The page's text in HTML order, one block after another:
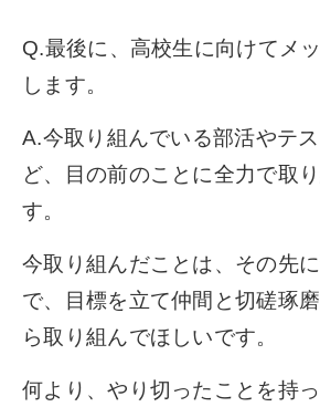
Q.最後に、高校生に向けてメ
します。
A.今取り組んでいる部活やテ
ど、目の前のことに全力で取
す。
今取り組んだことは、その先
で、目標を立て仲間と切磋琢
ら取り組んでほしいです。
何より、やり切ったことを持